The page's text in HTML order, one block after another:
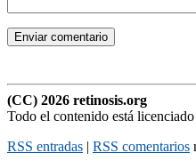
(CC) 2026 retinosis.org
Todo el contenido está
RSS entradas | RSS comentarios